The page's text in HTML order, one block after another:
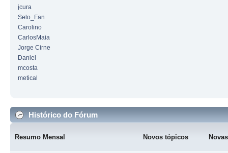
jcura
Selo_Fan
Carolino
CarlosMaia
Jorge Cirne
Daniel
mcosta
metical
Histórico do Fórum
Resumo Mensal Novos tópicos